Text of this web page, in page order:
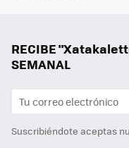
RECIBE
SEMANAL
Suscribiéndote aceptas